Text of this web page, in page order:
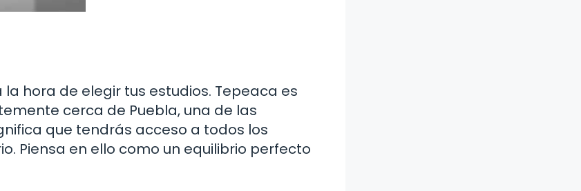
hora de elegir tus estudios. Tepeaca es
cerca de Puebla, una de las
que tendrás acceso a todos los
Piensa en ello como un equilibrio perfecto